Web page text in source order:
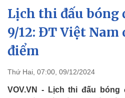
Chính trị
Đảng
Tổ chức nhân sự
Quốc hội
Lịch thi đấu bóng
9/12: ĐT Việt
điểm
Thứ Hai, 07:00, 09/12/2024
VOV.VN - Lịch thi đấu